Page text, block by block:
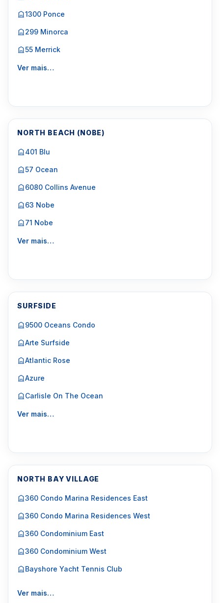
1300 Ponce
299 Minorca
55 Merrick
Ver mais…
NORTH BEACH (NOBE)
401 Blu
57 Ocean
6080 Collins Avenue
63 Nobe
71 Nobe
Ver mais…
SURFSIDE
9500 Oceans Condo
Arte Surfside
Atlantic Rose
Azure
Carlisle On The Ocean
Ver mais…
NORTH BAY VILLAGE
360 Condo Marina Residences East
360 Condo Marina Residences West
360 Condominium East
360 Condominium West
Bayshore Yacht Tennis Club
Ver mais…